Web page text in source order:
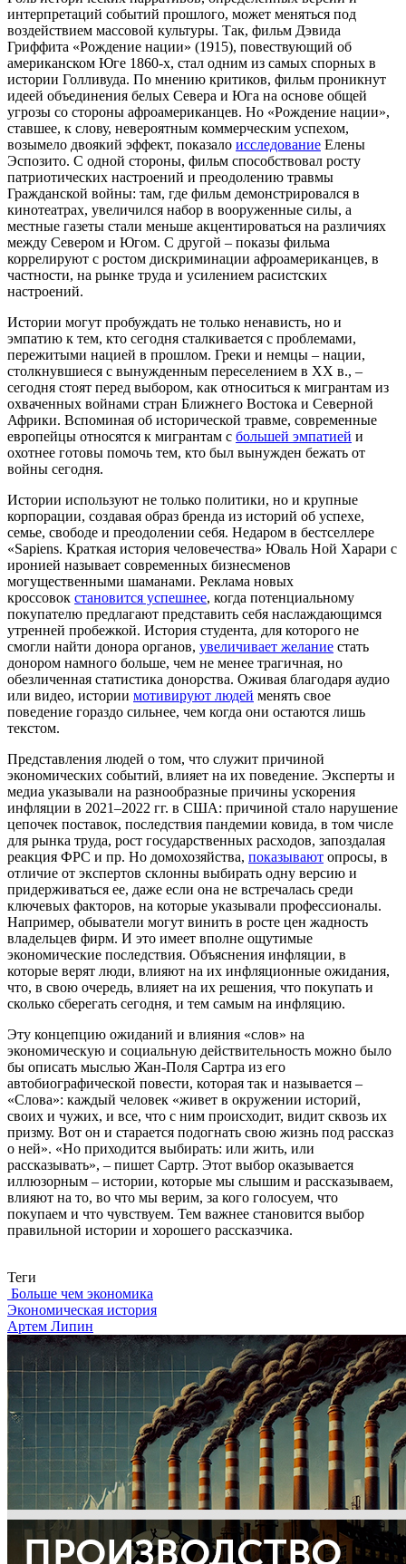
интерпретаций событий прошлого, может меняться под
воздействием массовой культуры. Так, фильм Дэвида
Гриффита «Рождение нации» (1915), повествующий об
американском Юге 1860-х, стал одним из самых спорных в
истории Голливуда. По мнению критиков, фильм проникнут
идеей объединения белых Севера и Юга на основе общей
угрозы со стороны афроамериканцев. Но «Рождение нации»,
ставшее, к слову, невероятным коммерческим успехом,
возымело двоякий эффект, показало исследование Елены
Эспозито. С одной стороны, фильм способствовал росту
патриотических настроений и преодолению травмы
Гражданской войны: там, где фильм демонстрировался в
кинотеатрах, увеличился набор в вооруженные силы, а
местные газеты стали меньше акцентироваться на различиях
между Севером и Югом. С другой – показы фильма
коррелируют с ростом дискриминации афроамериканцев, в
частности, на рынке труда и усилением расистских
настроений.
Истории могут пробуждать не только ненависть, но и
эмпатию к тем, кто сегодня сталкивается с проблемами,
пережитыми нацией в прошлом. Греки и немцы – нации,
столкнувшиеся с вынужденным переселением в XX в., –
сегодня стоят перед выбором, как относиться к мигрантам из
охваченных войнами стран Ближнего Востока и Северной
Африки. Вспоминая об исторической травме, современные
европейцы относятся к мигрантам с большей эмпатией и
охотнее готовы помочь тем, кто был вынужден бежать от
войны сегодня.
Истории используют не только политики, но и крупные
корпорации, создавая образ бренда из историй об успехе,
семье, свободе и преодолении себя. Недаром в бестселлере
«Sapiens. Краткая история человечества» Юваль Ной Харари с
иронией называет современных бизнесменов
могущественными шаманами. Реклама новых
кроссовок становится успешнее, когда потенциальному
покупателю предлагают представить себя наслаждающимся
утренней пробежкой. История студента, для которого не
смогли найти донора органов, увеличивает желание стать
донором намного больше, чем не менее трагичная, но
обезличенная статистика донорства. Оживая благодаря аудио
или видео, истории мотивируют людей менять свое
поведение гораздо сильнее, чем когда они остаются лишь
текстом.
Представления людей о том, что служит причиной
экономических событий, влияет на их поведение. Эксперты и
медиа указывали на разнообразные причины ускорения
инфляции в 2021–2022 гг. в США: причиной стало нарушение
цепочек поставок, последствия пандемии ковида, в том числе
для рынка труда, рост государственных расходов, запоздалая
реакция ФРС и пр. Но домохозяйства, показывают опросы, в
отличие от экспертов склонны выбирать одну версию и
придерживаться ее, даже если она не встречалась среди
ключевых факторов, на которые указывали профессионалы.
Например, обыватели могут винить в росте цен жадность
владельцев фирм. И это имеет вполне ощутимые
экономические последствия. Объяснения инфляции, в
которые верят люди, влияют на их инфляционные ожидания,
что, в свою очередь, влияет на их решения, что покупать и
сколько сберегать сегодня, и тем самым на инфляцию.
Эту концепцию ожиданий и влияния «слов» на
экономическую и социальную действительность можно было
бы описать мыслью Жан-Поля Сартра из его
автобиографической повести, которая так и называется –
«Слова»: каждый человек «живет в окружении историй,
своих и чужих, и все, что с ним происходит, видит сквозь их
призму. Вот он и старается подогнать свою жизнь под рассказ
о ней». «Но приходится выбирать: или жить, или
рассказывать», – пишет Сартр. Этот выбор оказывается
иллюзорным – истории, которые мы слышим и рассказываем,
влияют на то, во что мы верим, за кого голосуем, что
покупаем и что чувствуем. Тем важнее становится выбор
правильной истории и хорошего рассказчика.
Теги
Больше чем экономика
Экономическая история
Артем Липин